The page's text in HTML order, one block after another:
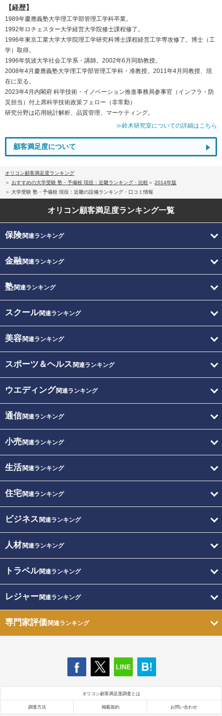
【経歴】
1989年慶應義塾大学理工学部管理工学科卒業。
1992年ロチェスター大学経営大学院修士課程修了。
1996年東京工業大学大学院理工学研究科博士課程経営工学専攻修了。博士（工
学）取得。
1996年筑波大学社会工学系・講師。2002年6月同助教授。
2008年4月慶應義塾大学理工学部管理工学科・准教授。2011年4月同教授、現
在に至る。
2023年4月内閣府 科学技術・イノベーション推進事務局参事官（インフラ・防
災担当）付上席科学技術政策フェロー（非常勤）
研究分野は応用統計解析、品質管理、マーケティング。
≫鈴木研究室についての詳細はこちら
顧客満足度について
オリコン顧客満足度ランキング
おすすめの大学受験 塾・予備校 現役：近畿ランキング・比較
2014年版
大学受験 塾・予備校 現役：近畿の設備ランキング・口コミ情報
オリコン顧客満足度ランキング一覧
保険関連ランキング
金融関連ランキング
塾関連ランキング
スクール関連ランキング
美容関連ランキング
スポーツ＆ヘルス 関連ランキング
ウエディング関連ランキング
通信関連ランキング
小売関連ランキング
生活関連ランキング
住宅関連ランキング
ビジネス 関連ランキング
人材関連ランキング
トラベル関連ランキング
レジャー関連ランキング
専門家評価関連ランキング
オリコン顧客満足度調査とは
調査方法 掲載規約 お問い合わせ